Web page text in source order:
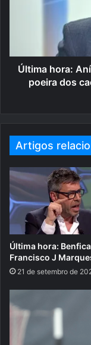
Última hora:
poeira dos
Artigos
Última hora:
Francisco J
21 de setembro de